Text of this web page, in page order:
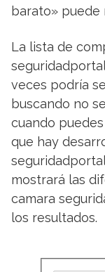
barato» puede
La lista de
veces podría
buscando no
cuando
que hay
mostrará las
camara
los resultados.